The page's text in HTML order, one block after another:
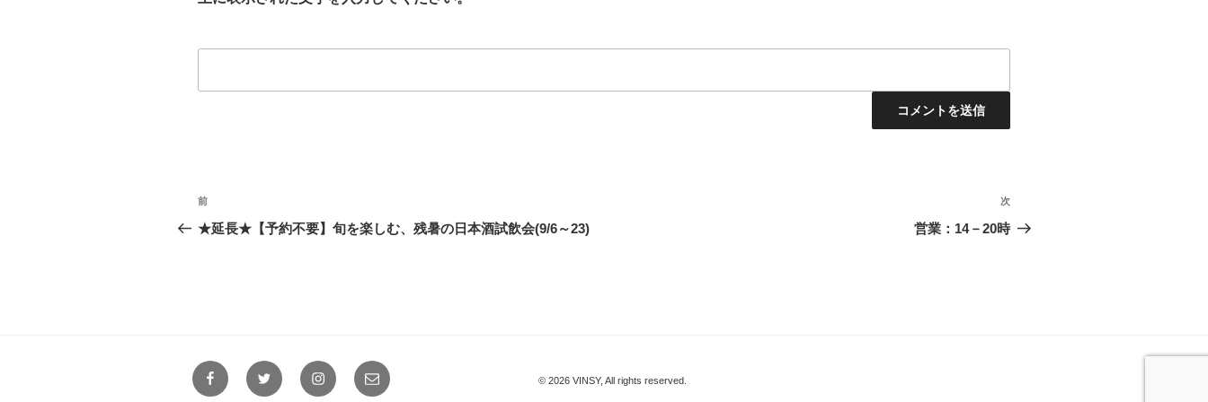
投
稿
ー
シ
前
の
前
★延長★【予約不要】旬を楽しむ、残暑の日本酒試飲会(9/6～23)
次
の
次
営業：14－20時
FacebookTwitter Instagramメ
ー
© 2026 VINSY, All rights reserved.